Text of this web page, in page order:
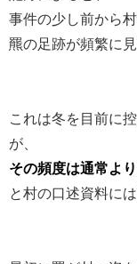
事件の少し前から
羆の足跡が頻繁に
これは冬を目前に
が、
その頻度は通常よ
と村の口述資料に